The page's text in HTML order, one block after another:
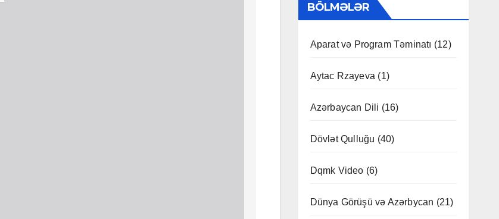
BÖLMƏLƏR
Aparat və Program Təminatı (12)
Aytac Rzayeva (1)
Azərbaycan Dili (16)
Dövlət Qulluğu (40)
Dqmk Video (6)
Dünya Görüşü və Azərbycan (21)